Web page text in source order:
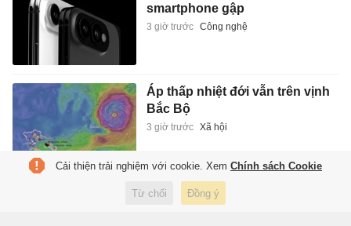
smartphone gập
3 giờ trước Công nghệ
Áp thấp nhiệt đới vẫn trên vịnh
Bắc Bộ
3 giờ trước Xã hội
Cải thiện trải nghiệm với cookie. Xem Chính sách Cookie
Từ chối Đồng ý